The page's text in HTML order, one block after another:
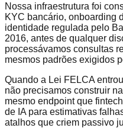
Nossa infraestrutura foi
KYC bancário, onboarding
identidade regulada pelo
2016, antes de qualquer
processávamos consultas
mesmos padrões exigidos
Quando a Lei FELCA
não precisamos construir
mesmo endpoint que
de IA para estimativas
atalhos que criem passivo